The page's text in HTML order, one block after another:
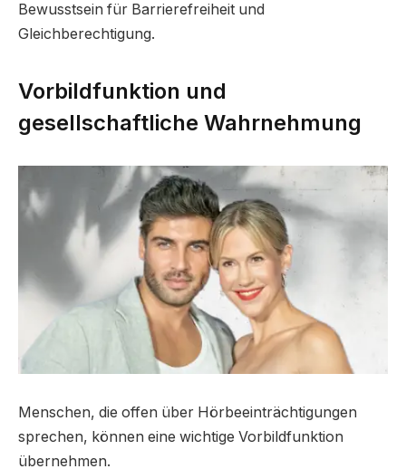
Bewusstsein für Barrierefreiheit und
Gleichberechtigung.
Vorbildfunktion und
gesellschaftliche Wahrnehmung
Menschen, die offen über Hörbeeinträchtigungen
sprechen, können eine wichtige Vorbildfunktion
übernehmen.